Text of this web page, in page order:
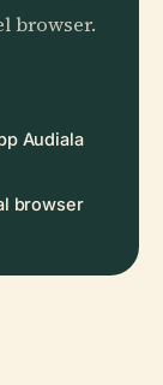
browser.
Audiala
browser